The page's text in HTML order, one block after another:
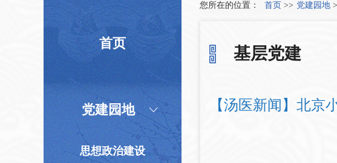
首页
党建园地
思想政治建设
您所在的位置： 首页 >> 党建园地
基层党建
【汤医新闻】北京